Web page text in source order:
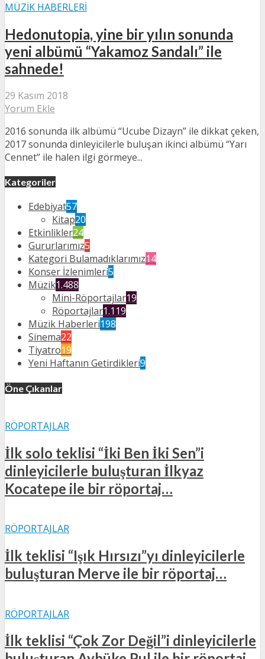
MÜZIK HABERLERI
Hedonutopia, yine bir yılın sonunda
yeni albümü “Yakamoz Sandalı” ile
sahnede!
29 Kasım 2018
Yorum Ekle
2016 sonunda ilk albümü “Ucube Dizayn” ile dikkat çeken,
2017 sonunda dinleyicilerle buluşan ikinci albümü “Yarı
Cennet” ile halen ilgi görmeye...
Kategoriler
Edebiyat57
Kitap20
Etkinlikler24
Gururlarımız5
Kategori Bulamadıklarımız14
Konser İzlenimleri5
Müzik1.488
Mini-Röportajlar19
Röportajlar1.119
Müzik Haberleri198
Sinema22
Tiyatro19
Yeni Haftanın Getirdikleri9
Öne Çıkanlar
RÖPORTAJLAR
İlk solo teklisi “İki Ben İki Sen”i
dinleyicilerle buluşturan İlkyaz
Kocatepe ile bir röportaj…
RÖPORTAJLAR
İlk teklisi “Işık Hırsızı”yı dinleyicilerle
buluşturan Merve ile bir röportaj…
RÖPORTAJLAR
İlk teklisi “Çok Zor Değil”i dinleyicilerle